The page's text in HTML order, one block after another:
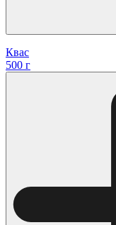
Квас
500 г